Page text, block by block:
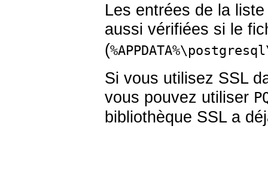
Les entrées de la
aussi vérifiées si le
(
Si vous utilisez SSL
vous pouvez utiliser
bibliothèque SSLa